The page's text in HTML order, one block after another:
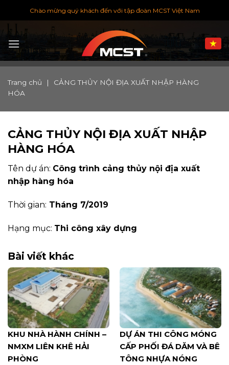
đến
nội
dung
Chào mừng quý khách đến với tập đoàn MCST Việt Nam
Trang chủ |
CẢNG THỦY NỘI ĐỊA XUẤT NHẬP HÀNG
HÓA
CẢNG THỦY NỘI ĐỊA XUẤT NHẬP
HÀNG HÓA
Tên dự án: Công trình cảng thủy nội địa xuất
nhập hàng hóa
Thời gian: Tháng 7/2019
Hạng mục: Thi công xây dựng
Bài viết khác
KHU NHÀ HÀNH CHÍNH –
NMXM LIÊN KHÊ HẢI
PHÒNG
DỰ ÁN THI CÔNG MÓNG
CẤP PHỐI ĐÁ DĂM VÀ BÊ
TÔNG NHỰA NÓNG